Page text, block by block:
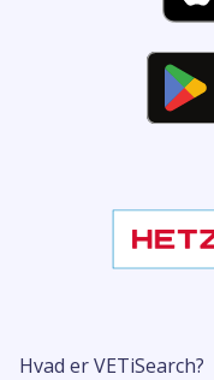
Hvad er VETiSearch?